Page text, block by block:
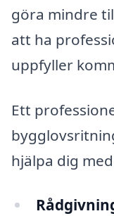
göra mindre
att ha
uppfyller
Ett
hjälpa dig